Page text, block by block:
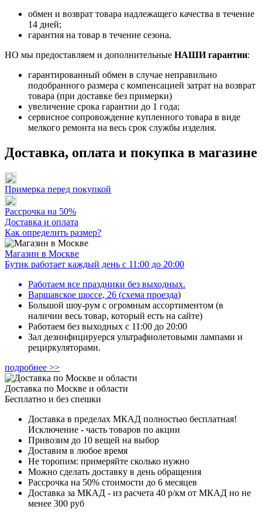
обмен и возврат товара надлежащего качества в течение
14 дней;
гарантия на товар в течение сезона.
НО мы предоставляем и дополнительные НАШИ гарантии:
гарантированный обмен в случае неправильно
подобранного размера с компенсацией затрат на возврат
товара (при доставке без примерки)
увеличение срока гарантии до 1 года;
сервисное сопровождение купленного товара в виде
мелкого ремонта на весь срок службы изделия.
Доставка, оплата и покупка в магазине
Примерка перед покупкой
Рассрочка на 50%
Доставка и оплата
Как определить размер?
Магазин в Москве
Бутик работает каждый день с 11:00 до 20:00
Работаем все праздники без выходных.
Варшавское шоссе, 26 (схема проезда)
Большой шоу-рум с огромным ассортиментом (в
наличии весь товар, который есть на сайте)
Работаем без выходных с 11:00 до 20:00
Зал дезинфицируерся ультрафиолетовыми лампами и
рециркуляторами.
подробнее >>
Доставка по Москве и области
Бесплатно и без спешки
Доставка в пределах МКАД полностью бесплатная!
Исключение - часть товаров по акции
Привозим до 10 вещей на выбор
Доставим в любое время
Не торопим: примеряйте сколько нужно
Можно сделать доставку в день обращения
Рассрочка на 50% стоимости до 6 месяцев
Доставка за МКАД - из расчета 40 р/км от МКАД но не
менее 300 руб